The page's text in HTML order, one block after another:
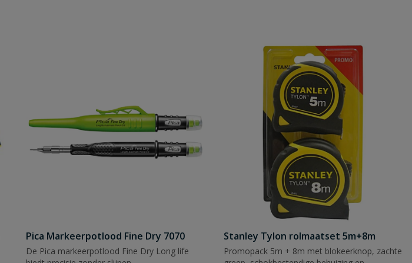
Pica Markeerpotlood Fine Dry 7070
De Pica markeerpotlood Fine Dry Long life
Stanley Tylon rolmaatset 5m+8m
Promopack 5m + 8m met blokeerknop, zachte